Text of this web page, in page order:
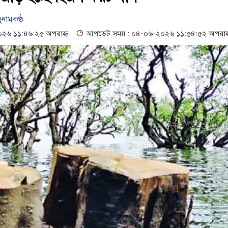
বুথ ও সেল্ফ সার্ভিস সেন্টারের উদ্বোধন গনবিজ্ঞপ্তি--সুনামগঞ্জ জেলা
১৬১৩ শিক্ষকের পদ শূন্য, ৪৫১টি প্রাথমিক বিদ্যালয়ে নেই প্রধান শিক্ষক
নিরাপত্তা ও সুষ্ঠু বিচার দাবি
১১:৪৬:২৫ অপরাহ্ন আপডেট সময় : ০৪-০৬-২০২৬ ১১:৫৪:৫২